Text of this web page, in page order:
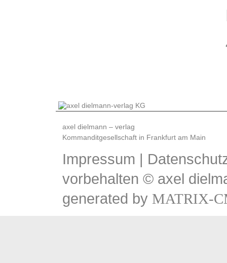
axel dielmann – verlag
Kommanditgesellschaft in Frankfurt am Main
Impressum |
vorbehalten © axel
generated by MATRIX-